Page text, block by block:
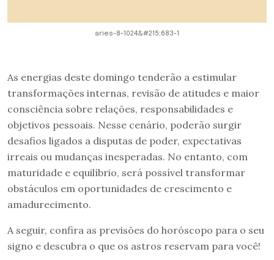
aries-8-1024&#215;683-1
As energias deste domingo tenderão a estimular
transformações internas, revisão de atitudes e maior
consciência sobre relações, responsabilidades e
objetivos pessoais. Nesse cenário, poderão surgir
desafios ligados a disputas de poder, expectativas
irreais ou mudanças inesperadas. No entanto, com
maturidade e equilíbrio, será possível transformar
obstáculos em oportunidades de crescimento e
amadurecimento.
A seguir, confira as previsões do horóscopo para o seu
signo e descubra o que os astros reservam para você!